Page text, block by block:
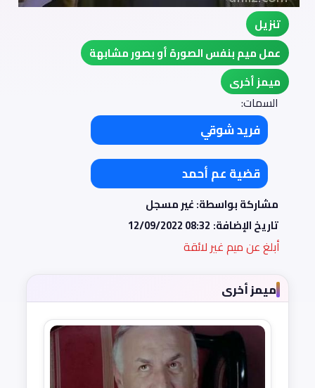
تنزيل
عمل ميم بنفس الصورة أو بصور مشابهة
ميمز أخرى
السمات:
فريد شوقي
قضية عم أحمد
مشاركة بواسطة: غير مسجل
تاريخ الإضافة: 12/09/2022 08:32
أبلغ عن ميم غير لائقة
ميمز أخرى